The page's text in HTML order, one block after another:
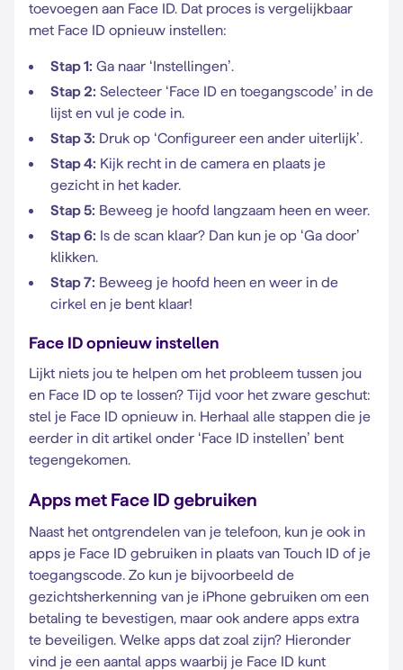
toevoegen aan Face ID. Dat proces is vergelijkbaar
met Face ID opnieuw instellen:
Stap 1: Ga naar ‘Instellingen’.
Stap 2: Selecteer ‘Face ID en toegangscode’ in de
lijst en vul je code in.
Stap 3: Druk op ‘Configureer een ander uiterlijk’.
Stap 4: Kijk recht in de camera en plaats je
gezicht in het kader.
Stap 5: Beweeg je hoofd langzaam heen en weer.
Stap 6: Is de scan klaar? Dan kun je op ‘Ga door’
klikken.
Stap 7: Beweeg je hoofd heen en weer in de
cirkel en je bent klaar!
Face ID opnieuw instellen
Lijkt niets jou te helpen om het probleem tussen jou
en Face ID op te lossen? Tijd voor het zware geschut:
stel je Face ID opnieuw in. Herhaal alle stappen die je
eerder in dit artikel onder ‘Face ID instellen’ bent
tegengekomen.
Apps met Face ID gebruiken
Naast het ontgrendelen van je telefoon, kun je ook in
apps je Face ID gebruiken in plaats van Touch ID of je
toegangscode. Zo kun je bijvoorbeeld de
gezichtsherkenning van je iPhone gebruiken om een
betaling te bevestigen, maar ook andere apps extra
te beveiligen. Welke apps dat zoal zijn? Hieronder
vind je een aantal apps waarbij je Face ID kunt